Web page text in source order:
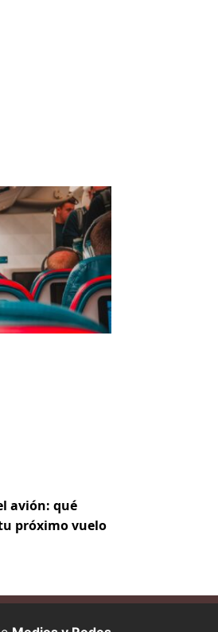
avión: qué
próximo vuelo